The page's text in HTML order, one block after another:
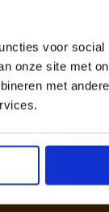
voor social
onze site met
met
examen in.
je theorie-
op het echte
met de